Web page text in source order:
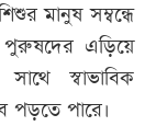
মানুষ সম্বন্ধে
পুরুষদের এড়িয়ে
স্বাভাবিক
পড়তে পারে।